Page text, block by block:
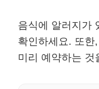
음식에 알러지가
확인하세요. 또한
미리 예약하는 것